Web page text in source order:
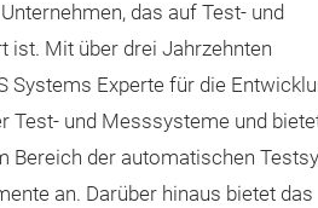
das auf Test- und
ist. Mit über drei Jahrzehnten
Systems Experte für die
Test- und Messsysteme und
Bereich der automatischen
an. Darüber hinaus bietet das